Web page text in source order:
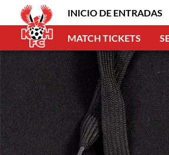
INICIO DE ENTRADAS
MATCH TICKETS